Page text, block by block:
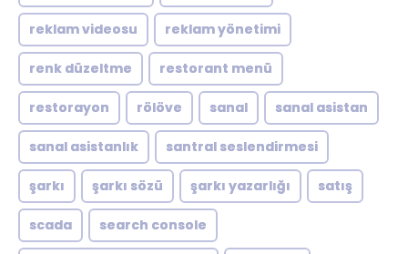
reklam videosu reklam yönetimi
renk düzeltme restorant menü
restorayon rölöve sanal sanal asistan
sanal asistanlık santral seslendirmesi
şarkı şarkı sözü şarkı yazarlığı satış
scada search console